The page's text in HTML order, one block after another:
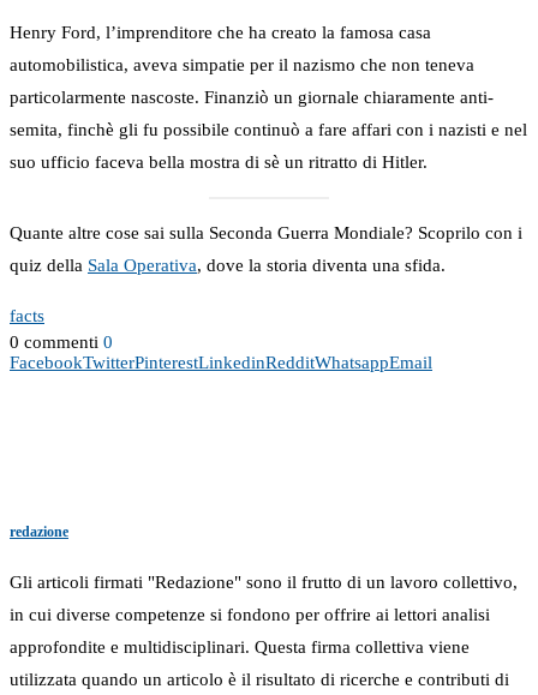
Henry Ford, l’imprenditore che ha creato la famosa casa
automobilistica, aveva simpatie per il nazismo che non teneva
particolarmente nascoste. Finanziò un giornale chiaramente anti-
semita, finchè gli fu possibile continuò a fare affari con i nazisti e nel
suo ufficio faceva bella mostra di sè un ritratto di Hitler.
Quante altre cose sai sulla Seconda Guerra Mondiale? Scoprilo con i
quiz della Sala Operativa, dove la storia diventa una sfida.
facts
0 commenti 0
FacebookTwitterPinterestLinkedinRedditWhatsappEmail
redazione
Gli articoli firmati "Redazione" sono il frutto di un lavoro collettivo,
in cui diverse competenze si fondono per offrire ai lettori analisi
approfondite e multidisciplinari. Questa firma collettiva viene
utilizzata quando un articolo è il risultato di ricerche e contributi di